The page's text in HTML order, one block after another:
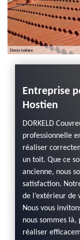
Entreprise
Hostien
DORKELD
professionnelle
réaliser
un toit. Que ce
ancienne, nous
satisfaction.
de l’extérieur de
Nous vous
nous sommes
réaliser